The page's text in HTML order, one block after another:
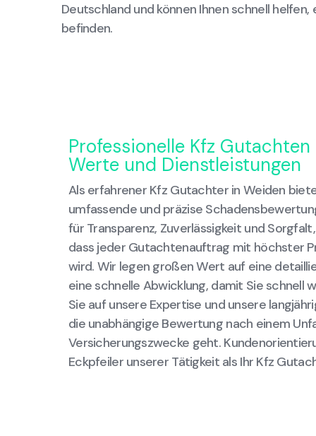
Deutschland und können Ihnen schnell helfen,
befinden.
Professionelle Kfz
Werte und Dienstleistungen
Als erfahrener Kfz Gutachter in Weiden
umfassende und präzise
für Transparenz, Zuverlässigkeit und
dass jeder Gutachtenauftrag mit höchster
wird. Wir legen großen Wert auf eine
eine schnelle Abwicklung, damit Sie schnell
Sie auf unsere Expertise und unsere
die unabhängige Bewertung nach einem
Versicherungszwecke geht.
Eckpfeiler unserer Tätigkeit als Ihr Kfz